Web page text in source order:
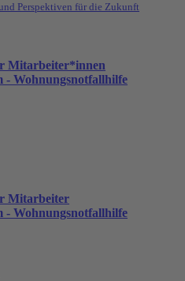
Perspektiven für die Zukunft
Mitarbeiter*innen
- Wohnungsnotfallhilfe
Mitarbeiter
- Wohnungsnotfallhilfe